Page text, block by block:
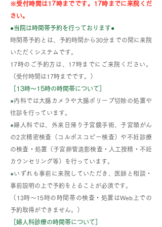
い。
※受付時間は17時までです。17時までに来院くだ
さい。
●当院は時間帯予約を行っております●
時間帯予約とは、予約時間から30分までの間に来院
いただくシステムです。
17時のご予約方は、17時までにご来院ください。
（受付時間は17時までです。）
［13時～15時の時間帯について］
●内科では大腸カメラや大腸ポリープ切除の処置や
往診を行っています。
●婦人科では、外来日帰り子宮鏡手術、子宮頸がん
の2次精密検査（コルポスコピー検査）や不妊診療
の検査・処置（子宮卵管造影検査・人工授精・不妊
カウンセリング等）を行っています。
●いずれも事前に来院していただき、医師と相談・
事前説明の上で予約をとることが必須です。
（13時～15時の時間帯の検査・処置はWeb上での
予約取得ができません。）
［婦人科診療の時間帯について］